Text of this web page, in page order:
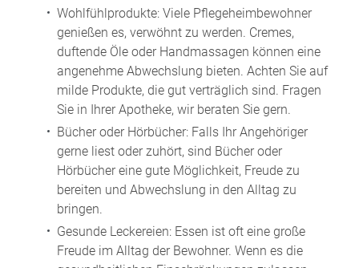
Wohlfühlprodukte: Viele Pflegeheimbewohner
genießen es, verwöhnt zu werden. Cremes,
duftende Öle oder Handmassagen können eine
angenehme Abwechslung bieten. Achten Sie auf
milde Produkte, die gut verträglich sind. Fragen
Sie in Ihrer Apotheke, wir beraten Sie gern.
Bücher oder Hörbücher: Falls Ihr Angehöriger
gerne liest oder zuhört, sind Bücher oder
Hörbücher eine gute Möglichkeit, Freude zu
bereiten und Abwechslung in den Alltag zu
bringen.
Gesunde Leckereien: Essen ist oft eine große
Freude im Alltag der Bewohner. Wenn es die